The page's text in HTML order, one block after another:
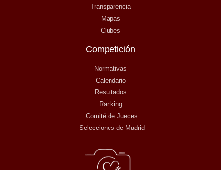
Transparencia
Mapas
Clubes
Competición
Normativas
Calendario
Resultados
Ranking
Comité de Jueces
Selecciones de Madrid